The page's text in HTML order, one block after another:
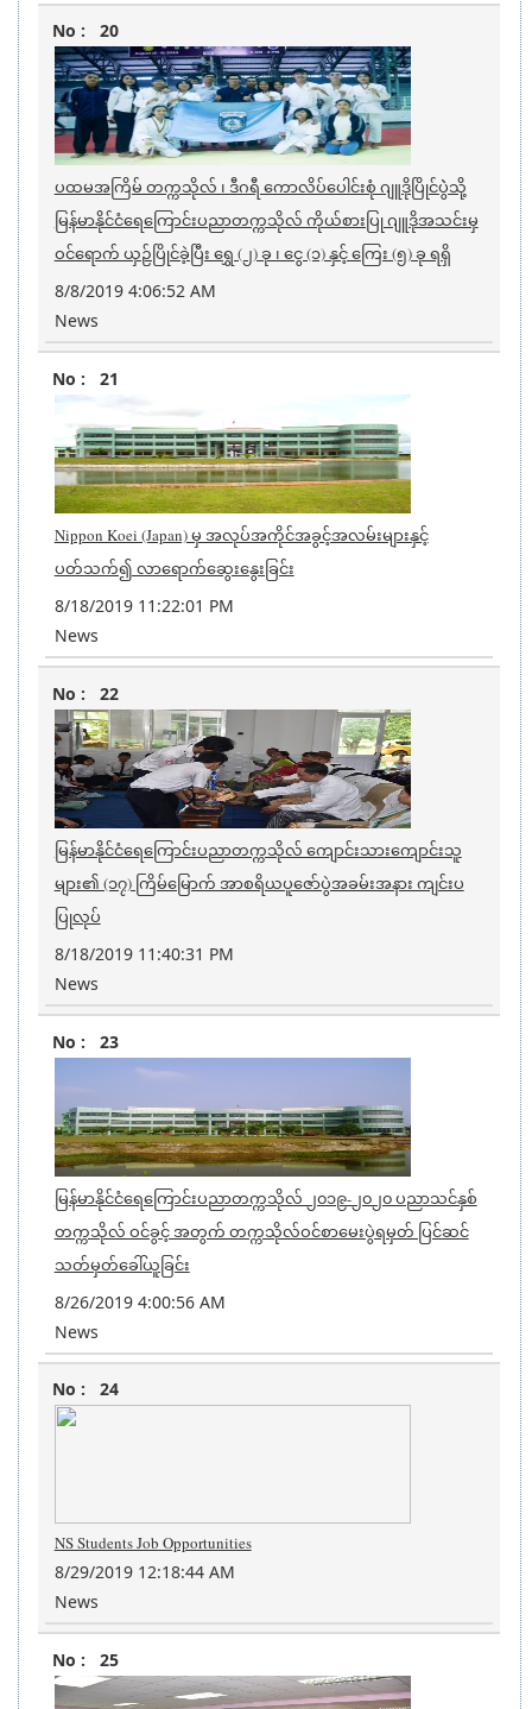
20
ပထမအကြိမ် တက္ကသိုလ် ၊ ဒီဂရီ ကောလိပ်ပေါင်းစုံ ဂျူဒိုပြိုင်ပွဲဲသို့
မြန်မာနိုင်ငံရေကြောင်းပညာတက္ကသိုလ် ကိုယ်စားပြု ဂျူဒိုအသင်းမှ
ဝင်ရောက် ယှဉ်ပြိုင်ခဲ့ပြီး ရွှေ (၂) ခု ၊ ငွေ (၁) နှင့် ကြေး (၅) ခု ရရှိ
8/8/2019 4:06:52 AM
News
21
Nippon Koei (Japan) မှ အလုပ်အကိုင်အခွင့်အလမ်းများနှင့်
ပတ်သက်၍ လာရောက်ဆွေးနွေးခြင်း
8/18/2019 11:22:01 PM
News
22
မြန်မာနိုင်ငံရေကြောင်းပညာတက္ကသိုလ် ကျောင်းသားကျောင်းသူ
များ၏ (၁၇) ကြိမ်မြောက် အာစရိယပူဇော်ပွဲအခမ်းအနား ကျင်းပ
ပြုလုပ်
8/18/2019 11:40:31 PM
News
23
မြန်မာနိုင်ငံရေကြောင်းပညာတက္ကသိုလ် ၂၀၁၉-၂၀၂၀ ပညာသင်နှစ်
တက္ကသိုလ် ဝင်ခွင့် အတွက် တက္ကသိုလ်ဝင်စာမေးပွဲရမှတ် ပြင်ဆင်
သတ်မှတ်ခေါ်ယူခြင်း
8/26/2019 4:00:56 AM
News
24
NS Students Job Opportunities
8/29/2019 12:18:44 AM
News
25